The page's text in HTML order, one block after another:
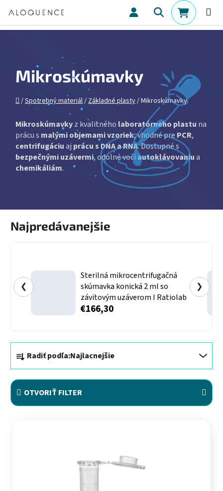
Hľadať
Mikroskúmavky
Domov
/Spotrebný materiál/ Základné plasty/Mikroskúmavky
Mikroskúmavkyz kvalitného laboratórneho plastu na
prácu s malými objemami vzoriek, vhodné pre PCR,
centrifugáciuaj prácu s DNA a RNA. Dostupné s
bezpečnými uzávermi, odolné voči autoklávovaniua
chemikáliám.
Najpredávanejšie
Sterilná mikrocentrifugačná
skúmavka konická 2 ml so
závitovým uzáverom I Ratiolab
€166,30
❮ ❯
Radiť podľa:Najlacnejšie
OTVORIŤ FILTER